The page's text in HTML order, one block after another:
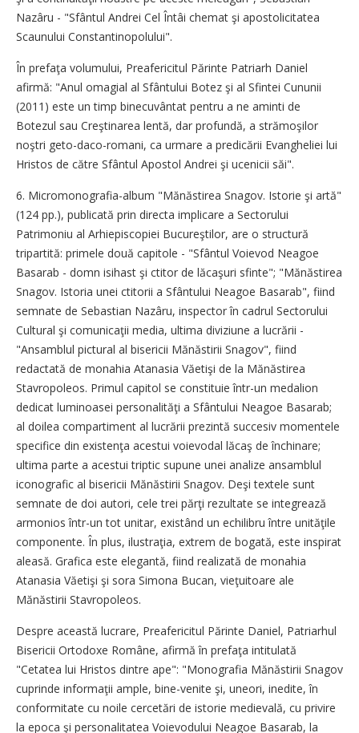
Nazâru - "Sfântul Andrei Cel Întâi chemat şi apostolicitatea
Scaunului Constantinopolului".
În prefaţa volumului, Preafericitul Părinte Patriarh Daniel
afirmă: "Anul omagial al Sfântului Botez şi al Sfintei Cununii
(2011) este un timp binecuvântat pentru a ne aminti de
Botezul sau Creştinarea lentă, dar profundă, a strămoşilor
noştri geto-daco-romani, ca urmare a predicării Evangheliei lui
Hristos de către Sfântul Apostol Andrei şi ucenicii săi".
6. Micromonografia-album "Mănăstirea Snagov. Istorie şi artă"
(124 pp.), publicată prin directa implicare a Sectorului
Patrimoniu al Arhiepiscopiei Bucureştilor, are o structură
tripartită: primele două capitole - "Sfântul Voievod Neagoe
Basarab - domn isihast şi ctitor de lăcaşuri sfinte"; "Mănăstirea
Snagov. Istoria unei ctitorii a Sfântului Neagoe Basarab", fiind
semnate de Sebastian Nazâru, inspector în cadrul Sectorului
Cultural şi comunicaţii media, ultima diviziune a lucrării -
"Ansamblul pictural al bisericii Mănăstirii Snagov", fiind
redactată de monahia Atanasia Văetişi de la Mănăstirea
Stavropoleos. Primul capitol se constituie într-un medalion
dedicat luminoasei personalităţi a Sfântului Neagoe Basarab;
al doilea compartiment al lucrării prezintă succesiv momentele
specifice din existenţa acestui voievodal lăcaş de închinare;
ultima parte a acestui triptic supune unei analize ansamblul
iconografic al bisericii Mănăstirii Snagov. Deşi textele sunt
semnate de doi autori, cele trei părţi rezultate se integrează
armonios într-un tot unitar, existând un echilibru între unităţile
componente. În plus, ilustraţia, extrem de bogată, este inspirat
aleasă. Grafica este elegantă, fiind realizată de monahia
Atanasia Văetişi şi sora Simona Bucan, vieţuitoare ale
Mănăstirii Stavropoleos.
Despre această lucrare, Preafericitul Părinte Daniel, Patriarhul
Bisericii Ortodoxe Române, afirmă în prefaţa intitulată
"Cetatea lui Hristos dintre ape": "Monografia Mănăstirii Snagov
cuprinde informaţii ample, bine-venite şi, uneori, inedite, în
conformitate cu noile cercetări de istorie medievală, cu privire
la epoca şi personalitatea Voievodului Neagoe Basarab, la